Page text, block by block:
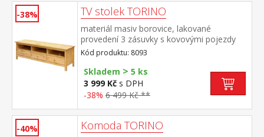
-38% TV stolek TORINO
materiál masiv borovice, lakované
provedení 3 zásuvky s kovovými pojezdy
Kód produktu: 8093
Skladem > 5 ks
3 999 Kč s DPH
-38% 6 499 Kč **
-40% Komoda TORINO